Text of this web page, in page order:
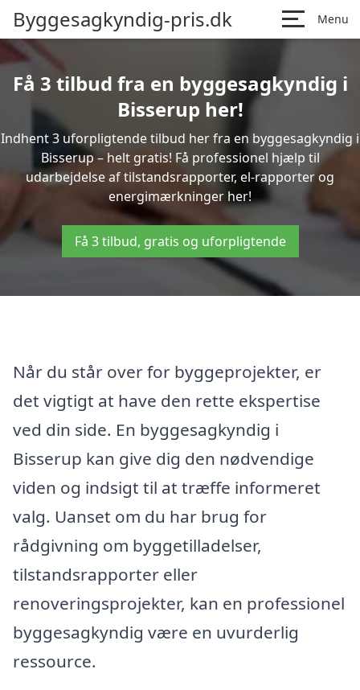
Byggesagkyndig-pris.dk Menu
Få 3 tilbud fra en byggesagkyndig i
Bisserup her!
Indhent 3 uforpligtende tilbud her fra en byggesagkyndig i
Bisserup – helt gratis! Få professionel hjælp til
udarbejdelse af tilstandsrapporter, el-rapporter og
energimærkninger her!
Få 3 tilbud, gratis og uforpligtende
Når du står over for byggeprojekter, er
det vigtigt at have den rette ekspertise
ved din side. En byggesagkyndig i
Bisserup kan give dig den nødvendige
viden og indsigt til at træffe informeret
valg. Uanset om du har brug for
rådgivning om byggetilladelser,
tilstandsrapporter eller
renoveringsprojekter, kan en professionel
byggesagkyndig være en uvurderlig
ressource.